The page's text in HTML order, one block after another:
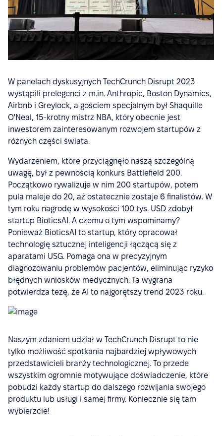
W panelach dyskusyjnych TechCrunch Disrupt 2023
wystąpili prelegenci z m.in. Anthropic, Boston Dynamics,
Airbnb i Greylock, a gościem specjalnym był Shaquille
O'Neal, 15-krotny mistrz NBA, który obecnie jest
inwestorem zainteresowanym rozwojem startupów z
różnych części świata.
Wydarzeniem, które przyciągnęło naszą szczególną
uwagę, był z pewnością konkurs Battlefield 200.
Początkowo rywalizuje w nim 200 startupów, potem
pula maleje do 20, aż ostatecznie zostaje 6 finalistów. W
tym roku nagrodę w wysokości 100 tys. USD zdobył
startup BioticsAI. A czemu o tym wspominamy?
Ponieważ BioticsAI to startup, który opracował
technologię sztucznej inteligencji łączącą się z
aparatami USG. Pomaga ona w precyzyjnym
diagnozowaniu problemów pacjentów, eliminując ryzyko
błędnych wniosków medycznych. Ta wygrana
potwierdza tezę, że AI to najgorętszy trend 2023 roku.
Naszym zdaniem udział w TechCrunch Disrupt to nie
tylko możliwość spotkania najbardziej wpływowych
przedstawicieli branży technologicznej. To przede
wszystkim ogromnie motywujące doświadczenie, które
pobudzi każdy startup do dalszego rozwijania swojego
produktu lub usługi i samej firmy. Koniecznie się tam
wybierzcie!